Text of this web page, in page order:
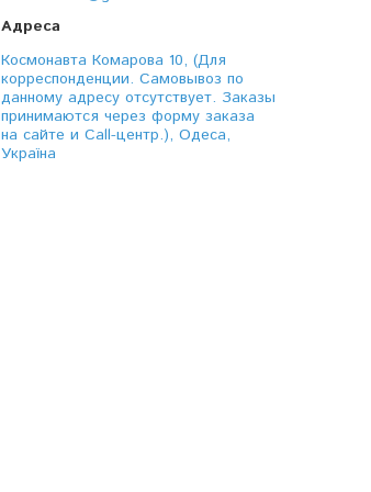
Космонавта Комарова 10, (Для
корреспонденции. Самовывоз по
данному адресу отсутствует. Заказы
принимаются через форму заказа
на сайте и Call-центр.), Одеса,
Україна